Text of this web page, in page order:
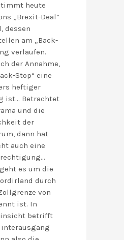
heute
„Brexit-Deal“
dessen
am „Back-
verlaufen.
der Annahme,
Stop“ eine
heftiger
ist… Betrachtet
und die
der
dann hat
auch eine
es um die
durch
von
ist. In
betrifft